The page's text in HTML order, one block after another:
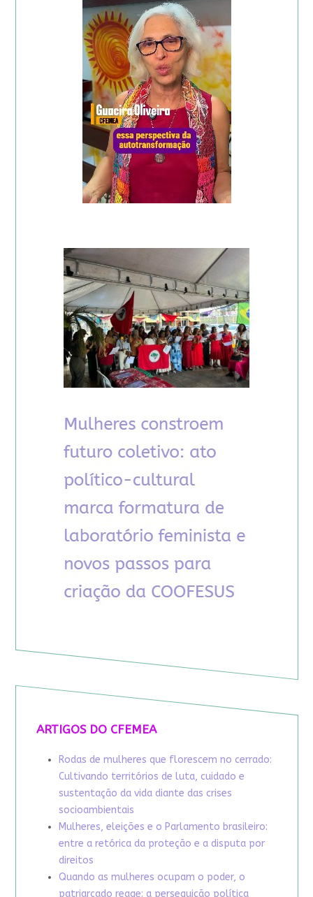
ARTIGOS DO CFEMEA
Rodas de mulheres que florescem no cerrado:
Cultivando territórios de luta, cuidado e
sustentação da vida diante das crises
socioambientais
Mulheres, eleições e o Parlamento brasileiro:
entre a retórica da proteção e a disputa por
direitos
Quando as mulheres ocupam o poder, o
patriarcado reage: a perseguição política